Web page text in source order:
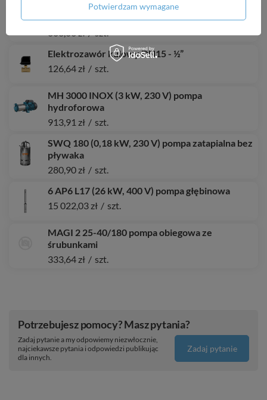
MAGI MAX 32-100/180 pompa obiegowa ze
śrubunkami
663,06 zł / szt.
Elektrozawór kulowy DN15 - ½”
126,64 zł / szt.
MH 3000 INOX (3 kW, 230 V) pompa
hydroforowa
913,91 zł / szt.
SWQ 180 (0,18 kW, 230 V) pompa zatapialna bez
pływaka
280,90 zł / szt.
6 AP6 L17 (26 kW, 400 V) pompa głębinowa
15 022,03 zł / szt.
MAGI 2 25-40/180 pompa obiegowa ze
śrubunkami
333,64 zł / szt.
Potrzebujesz pomocy? Masz pytania?
Zadaj pytanie a my odpowiemy niezwłocznie,
najciekawsze pytania i odpowiedzi publikując
dla innych.
Zadaj pytanie
Potwierdzam wymagane